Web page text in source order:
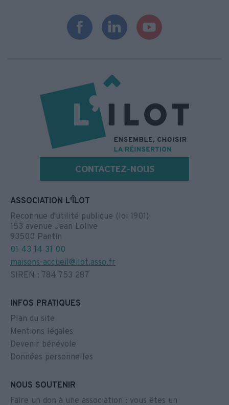
CONTACTEZ-NOUS
ASSOCIATION L'ÎLOT
Reconnue d'utilité publique (loi 1901)
153 avenue Jean Lolive
93500 Pantin
01 43 14 31 00
maisons-accueil@ilot.asso.fr
SIREN : 784 753 287
INFOS PRATIQUES
Plan du site
Mentions légales
Devenir bénévole
Données personnelles
NOUS SOUTENIR
Faire un don à une association : vous êtes un